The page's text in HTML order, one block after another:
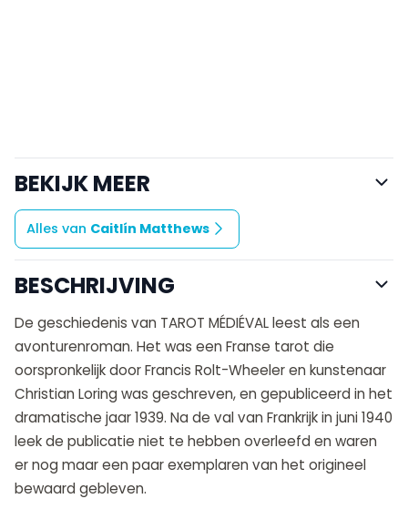
BEKIJK MEER
Alles van Caitlín Matthews
BESCHRIJVING
De geschiedenis van TAROT MÉDIÉVAL leest als een
avonturenroman. Het was een Franse tarot die
oorspronkelijk door Francis Rolt-Wheeler en kunstenaar
Christian Loring was geschreven, en gepubliceerd in het
dramatische jaar 1939. Na de val van Frankrijk in juni 1940
leek de publicatie niet te hebben overleefd en waren
er nog maar een paar exemplaren van het origineel
bewaard gebleven.